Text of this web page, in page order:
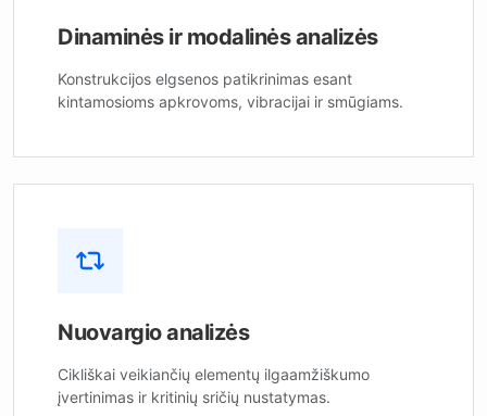
Dinaminės ir modalinės analizės
Konstrukcijos elgsenos patikrinimas esant
kintamosioms apkrovoms, vibracijai ir smūgiams.
Nuovargio analizės
Cikliškai veikiančių elementų ilgaamžiškumo
įvertinimas ir kritinių sričių nustatymas.